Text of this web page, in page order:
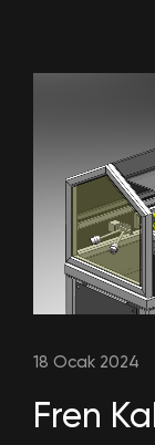
18 Ocak 2024
Fren